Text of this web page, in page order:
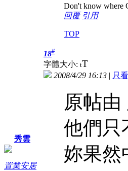
Don't know where
回覆 引用
TOP
秀雲
置業安居
18#
字體大小: tT
2008/4/29 16:13 | 只
原帖由
他們只
妳果然